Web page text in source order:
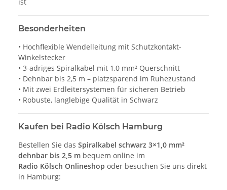
Besonderheiten
• Hochflexible Wendelleitung mit Schutzkontakt-
Winkelstecker
• 3-adriges Spiralkabel mit 1,0 mm² Querschnitt
• Dehnbar bis 2,5 m – platzsparend im Ruhezustand
• Mit zwei Erdleitersystemen für sicheren Betrieb
• Robuste, langlebige Qualität in Schwarz
Kaufen bei Radio Kölsch Hamburg
Bestellen Sie das Spiralkabel schwarz 3×1,0 mm²
dehnbar bis 2,5 m bequem online im
Radio Kölsch Onlineshop oder besuchen Sie uns direkt
in Hamburg: